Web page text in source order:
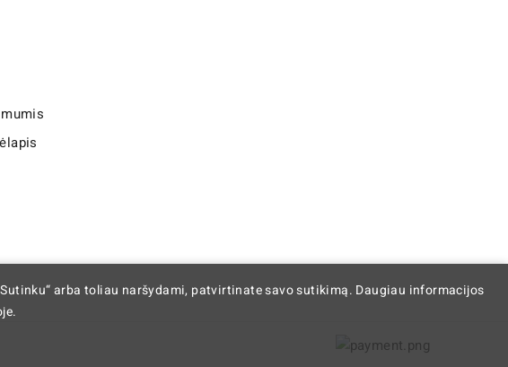
arba toliau naršydami, patvirtinate savo sutikimą. Daugiau informacijos